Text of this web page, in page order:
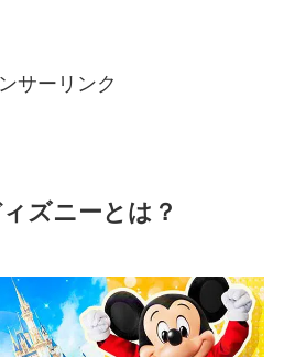
サーリンク
ズニーとは？